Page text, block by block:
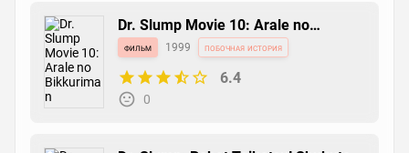
Dr. Slump Movie 10: Arale no
Bikkuriman
фильм 1999 побочная история
6.4
0